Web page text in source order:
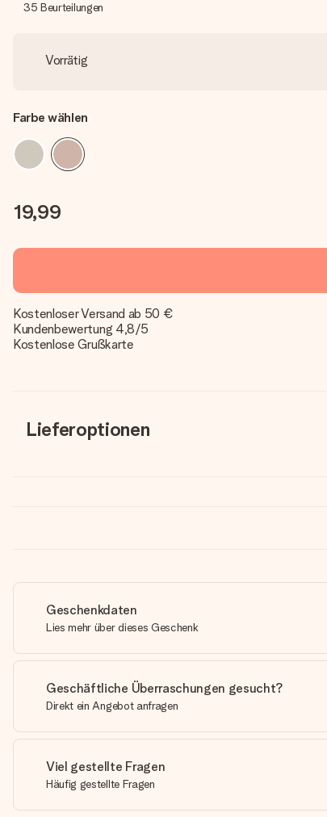
35 Beurteilungen
Vorrätig
Farbe wählen
19,99
Kostenloser Versand ab 50 €
Kundenbewertung 4,8/5
Kostenlose Grußkarte
Lieferoptionen
Geschenkdaten
Lies mehr über dieses Geschenk
Geschäftliche Überraschungen gesucht?
Direkt ein Angebot anfragen
Viel gestellte Fragen
Häufig gestellte Fragen